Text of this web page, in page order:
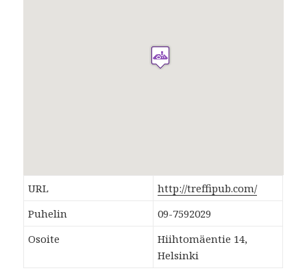
URL
http://treffipub.com/
Puhelin
09-7592029
Osoite
Hiihtomäentie 14,
Helsinki